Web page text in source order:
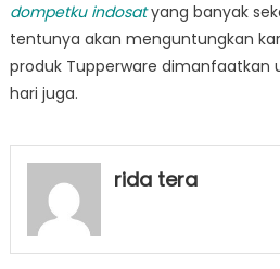
dompetku indosatyang banyak
tentunya akan menguntungkan
produk Tupperware dimanfaatkan
hari juga.
rida tera